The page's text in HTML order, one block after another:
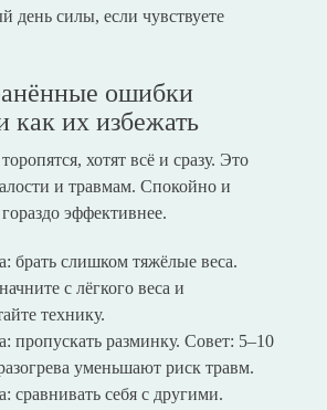
день силы, если чувствуете
ошибки
как их избежать
хотят всё и сразу. Это
и травмам. Спокойно и
эффективнее.
брать слишком тяжёлые веса.
с лёгкого веса и
технику.
пропускать разминку. Совет: 5–10
уменьшают риск травм.
сравнивать себя с другими.